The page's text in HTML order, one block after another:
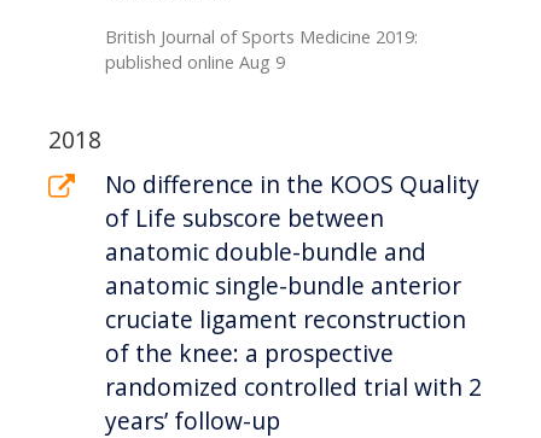
British Journal of Sports Medicine 2019:
published online Aug 9
2018
No difference in the KOOS Quality
of Life subscore between
anatomic double-bundle and
anatomic single-bundle anterior
cruciate ligament reconstruction
of the knee: a prospective
randomized controlled trial with 2
years’ follow-up